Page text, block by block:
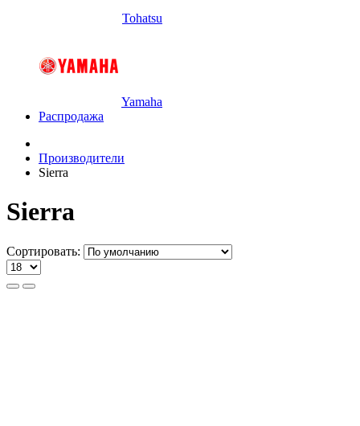
Tohatsu
Yamaha
Распродажа
Производители
Sierra
Sierra
Сортировать: